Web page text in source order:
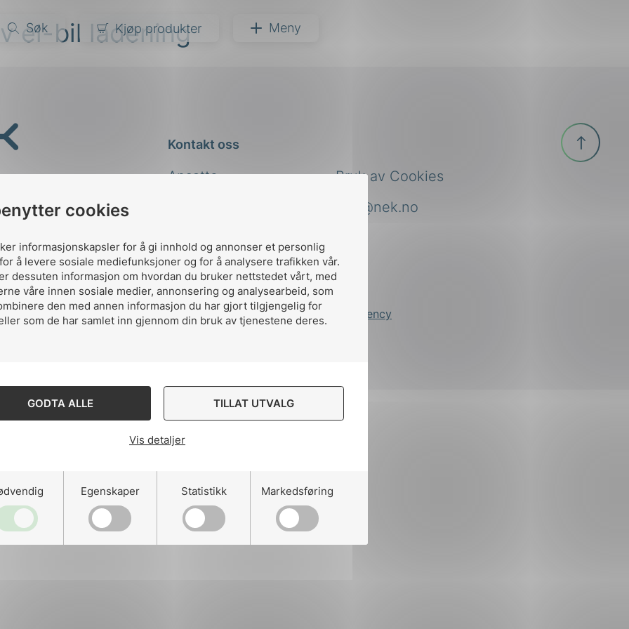
cookies
informasjonskapsler for å gi innhold og annonser et personlig
å levere sosiale mediefunksjoner og for å analysere trafikken vår.
dessuten informasjon om hvordan du bruker nettstedet vårt, med
våre innen sosiale medier, annonsering og analysearbeid, som
den med annen informasjon du har gjort tilgjengelig for
som de har samlet inn gjennom din bruk av tjenestene deres.
GODTA ALLE TILLAT UTVALG
Vis detaljer
Egenskaper Statistikk Markedsføring
Søk Kjøp produkter Meny
el-bil ladening
Kontakt oss
Ansatte
nek@nek.no
Bruk av Cookies
Designed and developed by Stem Agency
Til
toppen